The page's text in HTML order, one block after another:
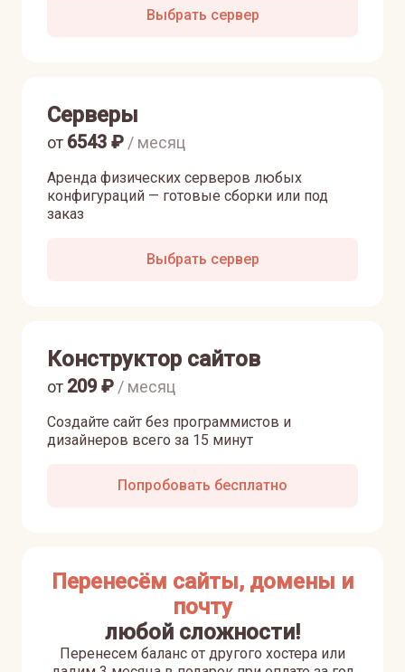
Выбрать сервер
Серверы
Аренда физических серверов любых
конфигураций — готовые сборки или под
заказ
от 6543 ₽ / месяц
Выбрать сервер
Конструктор сайтов
Создайте сайт без программистов и
дизайнеров всего за 15 минут
от 209₽ / месяц
Попробовать бесплатно
Перенесём сайты, домены и
почту
любой сложности!
Перенесем баланс от другого хостера или